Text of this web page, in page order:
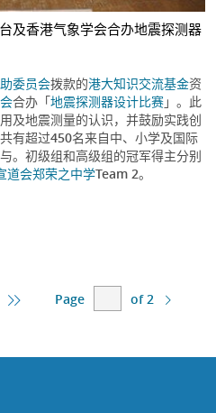
及香港气象学会合办地震探测器
委员会拨款的港大知识交流基金资
合办「地震探测器设计比赛」。此
及地震测量的认识，并鼓励实践创
有超过450名来自中、小学及国际
。初级组和高级组的冠军得主分别
道会郑荣之中学Team 2。
Last
Page of 2